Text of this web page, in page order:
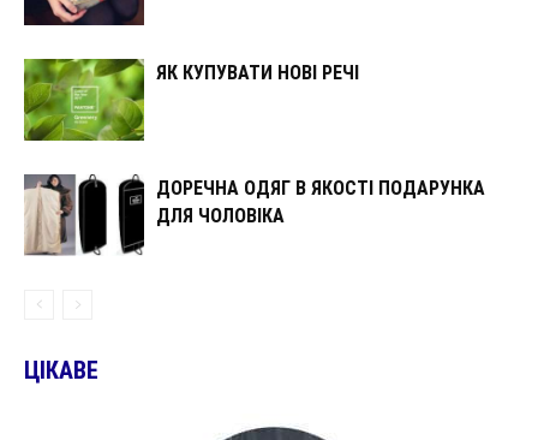
ЯК КУПУВАТИ НОВІ РЕЧІ
ДОРЕЧНА ОДЯГ В ЯКОСТІ ПОДАРУНКА
ДЛЯ ЧОЛОВІКА
ЦІКАВЕ